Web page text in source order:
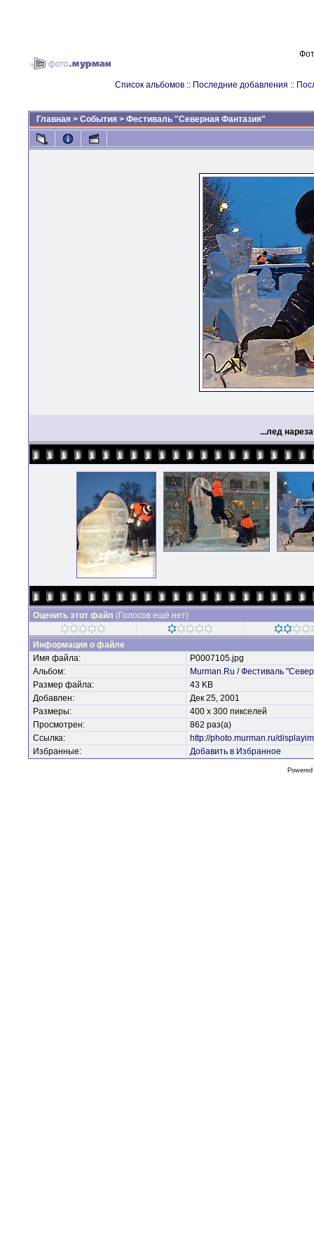
Список альбомов :: Последние добавления ::
Главная > События > Фестиваль "Северная Фантазия"
...лед
Оценить этот файл (Голосов ещё нет)
Информация о файле
Имя файла:
P0007105.jpg
Альбом:
Murman.Ru /Фестиваль
Размер файла:
43 KB
Добавлен:
Дек 25, 2001
Размеры:
400 x 300 пикселей
Просмотрен:
862 раз(а)
Ссылка:
http://photo.murman.ru/
Избранные:
Добавить в Избранное